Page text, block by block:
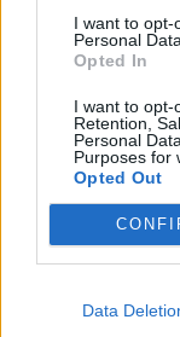
I want to opt-
Personal
Opted In
I want to opt-
Retention,
Personal
Purposes for
Opted Out
Data
au quotidien.
connaître
Si le vinaigre
quelques
Ne pas
taches ou